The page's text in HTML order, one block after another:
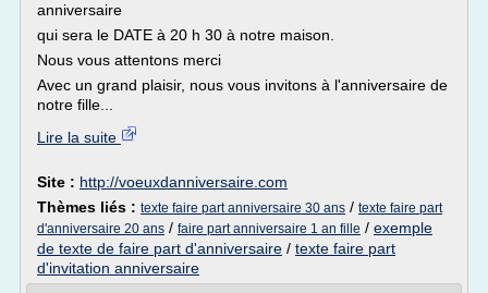
anniversaire
qui sera le DATE à 20 h 30 à notre maison.
Nous vous attentons merci
Avec un grand plaisir, nous vous invitons à l'anniversaire de
notre fille...
Lire la suite
Site : http://voeuxdanniversaire.com
Thèmes liés : texte faire part anniversaire 30 ans / texte faire part
d'anniversaire 20 ans / faire part anniversaire 1 an fille / exemple
de texte de faire part d'anniversaire / texte faire part
d'invitation anniversaire